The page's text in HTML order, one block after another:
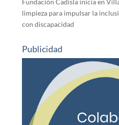
limpieza para impulsar la
con discapacidad
Publicidad